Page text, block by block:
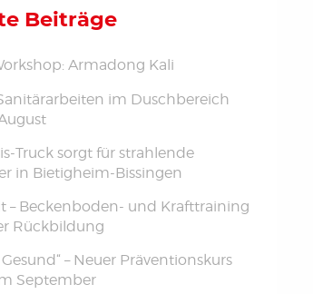
Beiträge
Armadong Kali
im Duschbereich
Truck sorgt für strahlende
in Bietigheim-Bissingen
– Beckenboden- und Krafttraining
Rückbildung
– Neuer Präventionskurs
September